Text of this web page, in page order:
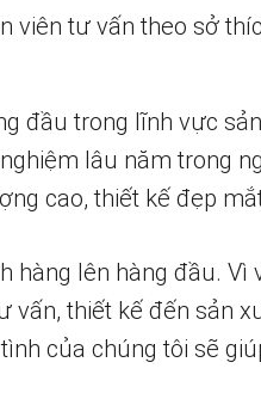
viên tư vấn theo sở
đầu trong lĩnh vực
lâu năm trong
cao, thiết kế đẹp
hàng lên hàng đầu. Vì
vấn, thiết kế đến sản
của chúng tôi sẽ